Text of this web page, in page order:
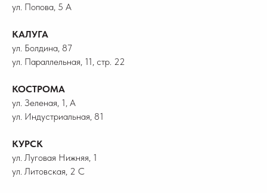
ул. Попова, 5 А
КАЛУГА
ул. Болдина, 87
ул. Параллельная, 11, стр. 22
КОСТРОМА
ул. Зеленая, 1, А
ул. Индустриальная, 81
КУРСК
ул. Луговая Нижняя, 1
ул. Литовская, 2 С